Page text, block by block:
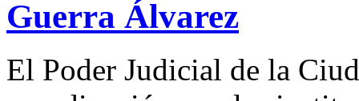
Guerra Álvarez
El Poder Judicial de la